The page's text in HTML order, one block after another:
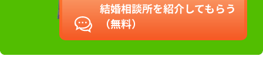
結婚相談所を紹介してもらう
（無料）